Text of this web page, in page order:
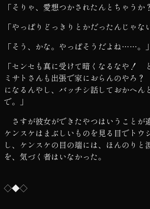
「そりゃ、愛想つかされたんとちゃうか
「やっぱりどっきりとかだったんじゃな
「そう、かな。やっぱそうだよね……。」
「センセも真に受けて暗くなるなや！
ミサトさんも出張で家におらんのやろ
になるんやし、バッチシ話しておかへん
で。」
さすが彼女ができたやつはいうことが
ケンスケはまぶしいものを見る目でトウ
し、ケンスケの目の端には、ほんのりと
を、気づく者はいなかった。
◇◆◇